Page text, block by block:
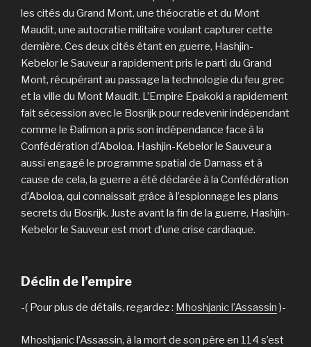
les cités du Grand Mont, une théocratie et du Mont
Maudit, une autocratie militaire voulant capturer cette
dernière. Ces deux cités êtant en guerre, Hashjin-
Kebelor le Sauveur a rapidement pris le parti du Grand
Mont, récupérant au passage la technologie du feu grec
et la ville du Mont Maudit. L’Empire Epakoki a rapidement
fait sécession avec le Bosrijk pour redevenir indépendant
comme le Ðalimon a pris son indépendance face à la
Confédération d’Aboloa. Hashjin-Kebelor le Sauveur a
aussi engagé le programme spatial de Darnass et à
cause de cela, la guerre a été déclarée à la Confédération
d’Aboloa, qui connaissait grâce à l’espionnage les plans
secrets du Bosrijk. Juste avant la fin de la guerre, Hashjin-
Kebelor le Sauveur est mort d’une crise cardiaque.
Déclin de l’empire
-( Pour plus de détails, regardez : Mhoshjanic l’Assassin )-
Mhoshjanic l’Assassin, à la mort de son père en 114 s’est